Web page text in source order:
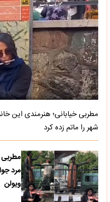
مطربی خیابانی؛ هنرمندی این
شهر را ماتم زده کرد
مرد
ویولن